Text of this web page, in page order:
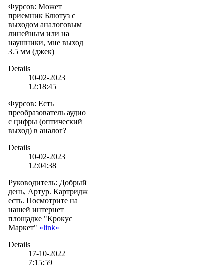
Фурсов: Может
приемник Блютуз с
выходом аналоговым
линейным или на
наушники, мне выход
3.5 мм (джек)
Details
10-02-2023
12:18:45
Фурсов: Есть
преобразователь аудио
с цифры (оптический
выход) в аналог?
Details
10-02-2023
12:04:38
Руководитель: Добрый
день, Артур. Картридж
есть. Посмотрите на
нашей интернет
площадке "Крокус
Маркет" «link»
Details
17-10-2022
7:15:59